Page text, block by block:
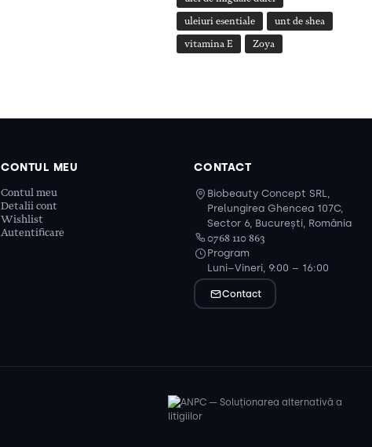
uleiuri esentiale unt de shea
vitamina E Zoya
CONTUL MEU
Contul meu
Detalii cont
Wishlist
Autentificare
CONTACT
Biobeauty Concept SRL,
Prelungirea Ghencea 107C,
Sector 6, București, România
0768 110 863
Program
Luni–Vineri, 9:00 – 16:00
Contact